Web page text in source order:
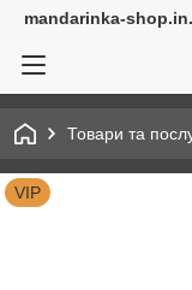
mandarinka-
Товари та
VIP